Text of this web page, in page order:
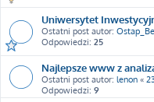
Uniwersytet
Ostatni post autor:
Odpowiedzi: 25
Najlepsze www z
Ostatni post autor: lenon «
Odpowiedzi: 9